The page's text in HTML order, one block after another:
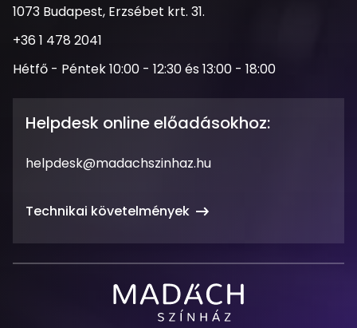
Cím
1073 Budapest, Erzsébet krt. 31.
Telefonszám
+36 1 478 2041
Nyitva
Hétfő - Péntek 10:00 - 12:30 és 13:00 - 18:00
Helpdesk online előadásokhoz:
Email
helpdesk@madachszinhaz.hu
Technikai követelmények